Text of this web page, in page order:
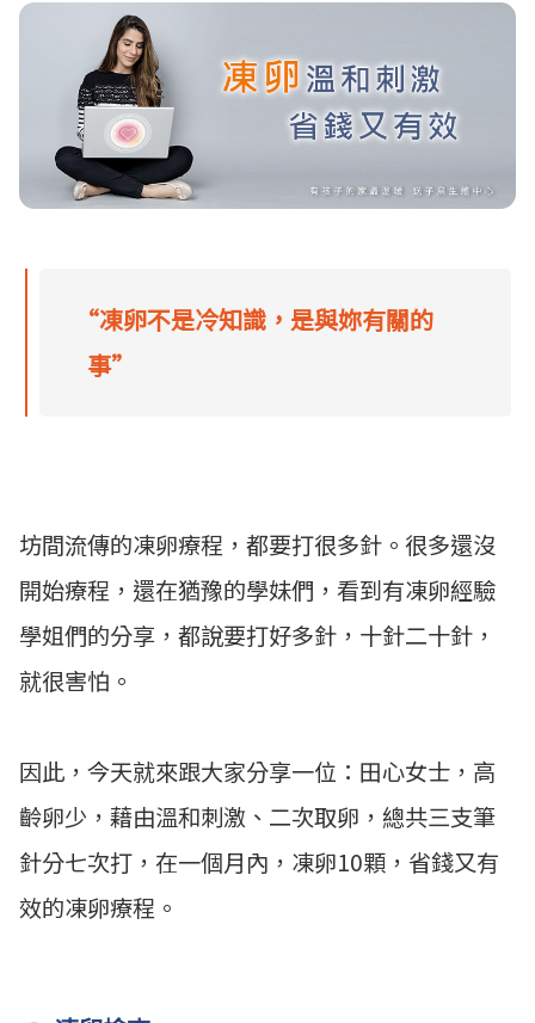
“凍卵不是冷知識，是與妳有關的
事”
坊間流傳的凍卵療程，都要打很多針。很多還沒
開始療程，還在猶豫的學妹們，看到有凍卵經驗
學姐們的分享，都說要打好多針，十針二十針，
就很害怕。
因此，今天就來跟大家分享一位：田心女士，高
齡卵少，藉由溫和刺激、二次取卵，總共三支筆
針分七次打，在一個月內，凍卵10顆，省錢又有
效的凍卵療程。